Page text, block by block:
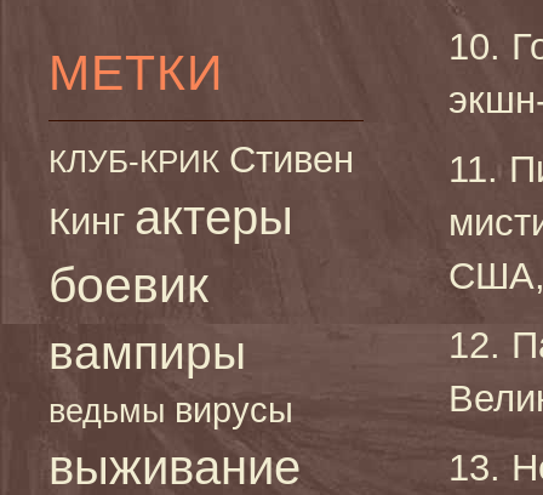
МЕТКИ
КЛУБ-КРИК Стивен
Кинг актеры
боевик
вампиры
ведьмы вирусы
выживание
10.
11.
США,
12.
13.